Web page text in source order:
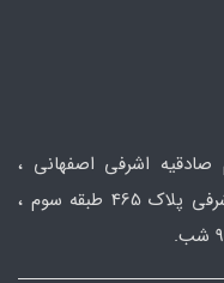
اشرفی اصفهانی ،
ابتدای جلال آل احمد ، نبش جلال و اشرفی پلاک 465 طبقه سوم ،